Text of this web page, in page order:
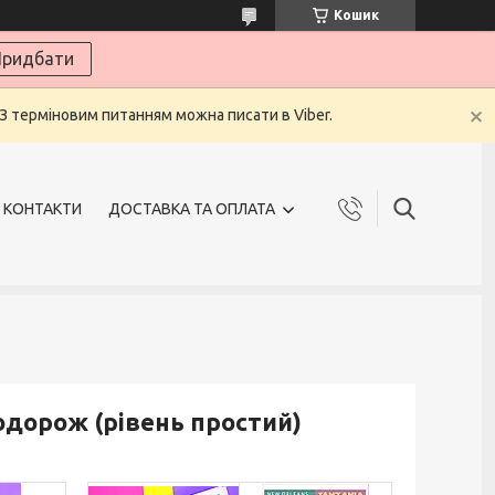
Кошик
терміновим питанням можна писати в Viber.
КОНТАКТИ ДОСТАВКА ТА ОПЛАТА
(рівень простий)